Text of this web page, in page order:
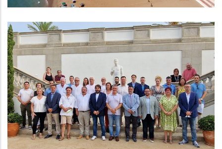
Es Fa Públic El Nou Cartipàs Pel
Mandat 2023 - 2027
Altres